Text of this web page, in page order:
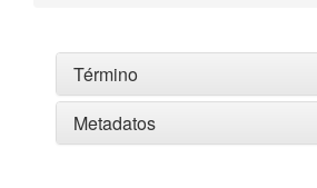
Término
Metadatos